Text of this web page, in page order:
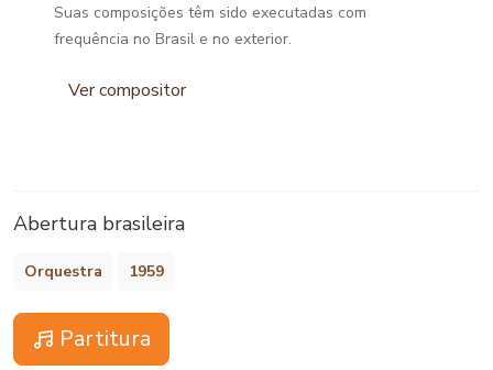
Suas composições têm sido executadas com
frequência no Brasil e no exterior.
Ver compositor
Abertura brasileira
Orquestra 1959
Partitura